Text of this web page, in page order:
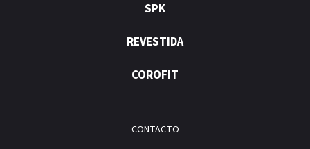
SPK
REVESTIDA
COROFIT
CONTACTO